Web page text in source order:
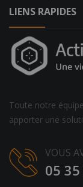
LIENS RAPIDES
Toute notre
apporter une
VOUS
05